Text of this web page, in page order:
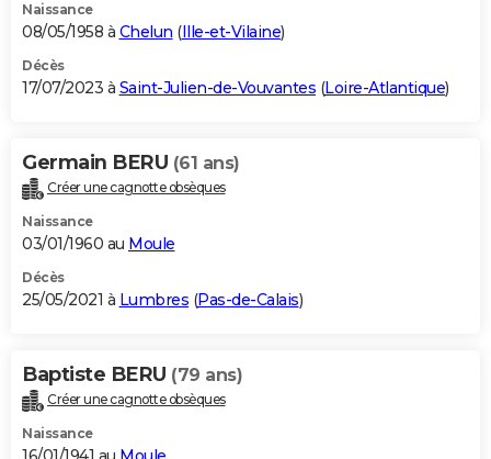
Naissance
08/05/1958 à Chelun (Ille-et-Vilaine)
Décès
17/07/2023 à Saint-Julien-de-Vouvantes (Loire-Atlantique)
Germain BERU (61 ans)
Créer une cagnotte obsèques
Naissance
03/01/1960 au Moule
Décès
25/05/2021 à Lumbres (Pas-de-Calais)
Baptiste BERU (79 ans)
Créer une cagnotte obsèques
Naissance